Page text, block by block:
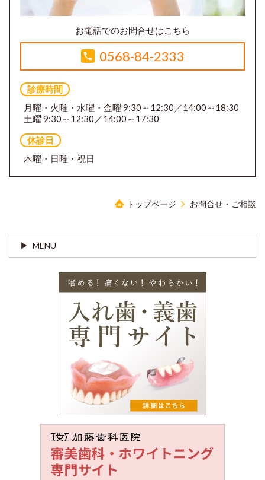
お電話でのお問合せはこちら
0568-84-2333
診療時間
月曜・火曜・水曜・金曜 9:30～12:30／14:00～18:30
土曜 9:30～12:30／14:00～17:30
休診日
木曜・日曜・祝日
トップページ お問合せ・ご相談
MENU